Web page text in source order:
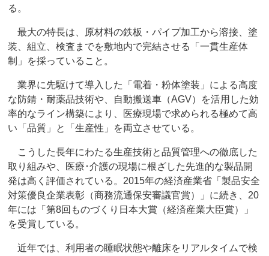
る。
最大の特長は、原材料の鉄板・パイプ加工から溶接、塗
装、組立、検査までを敷地内で完結させる「一貫生産体
制」を採っていること。
業界に先駆けて導入した「電着・粉体塗装」による高度
な防錆・耐薬品技術や、自動搬送車（AGV）を活用した効
率的なライン構築により、医療現場で求められる極めて高
い「品質」と「生産性」を両立させている。
こうした長年にわたる生産技術と品質管理への徹底した
取り組みや、医療･介護の現場に根ざした先進的な製品開
発は高く評価されている。2015年の経済産業省「製品安全
対策優良企業表彰（商務流通保安審議官賞）」に続き、20
年には「第8回ものづくり日本大賞（経済産業大臣賞）」
を受賞している。
近年では、利用者の睡眠状態や離床をリアルタイムで検